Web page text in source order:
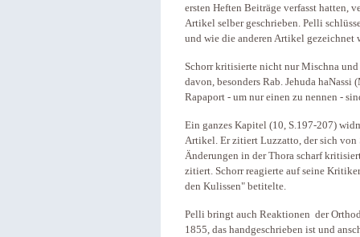
ersten Heften Beiträge verfasst hatten,
Artikel selber geschrieben. Pelli
und wie die anderen Artikel gezeichnet
Schorr kritisierte nicht nur Mischna
davon, besonders Rab. Jehuda haNassi
Rapaport - um nur einen zu nennen -
Ein ganzes Kapitel (10, S.197-207)
Artikel. Er zitiert Luzzatto, der sich von
Änderungen in der Thora scharf
zitiert. Schorr reagierte auf seine
den Kulissen" betitelte.
Pelli bringt auch Reaktionen der
1855, das handgeschrieben ist und